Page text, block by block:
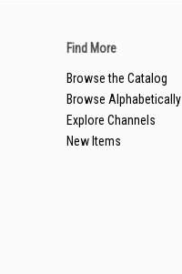
Find More
Browse the Catalog
Browse Alphabetically
Explore Channels
New Items